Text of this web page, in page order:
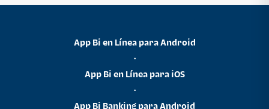
App Bi en Línea para Android
•
App Bi en Línea para iOS
•
App Bi Banking para Android